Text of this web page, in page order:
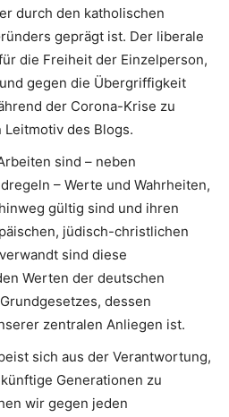
durch den katholischen
geprägt ist. Der liberale
die Freiheit der Einzelperson,
gegen die Übergriffigkeit
der Corona-Krise zu
des Blogs.
sind – neben
– Werte und Wahrheiten,
gültig sind und ihren
jüdisch-christlichen
sind diese
Werten der deutschen
dessen
zentralen Anliegen ist.
sich aus der Verantwortung,
Generationen zu
wir gegen jeden